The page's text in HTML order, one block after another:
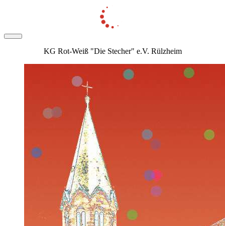
KG Rot-Weiß "Die Stecher" e.V. Rülzheim